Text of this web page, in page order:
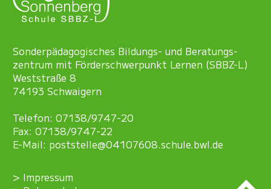
Sonder­pädagogisches Bildungs- und Beratungs­
zentrum mit Förder­schwer­punkt Lernen (SBBZ-L)
Weststraße 8
74193 Schwaigern
Telefon: 07138/9747-20
Fax: 07138/9747-22
E-Mail: poststelle@04107608.schule.bwl.de
Impressum